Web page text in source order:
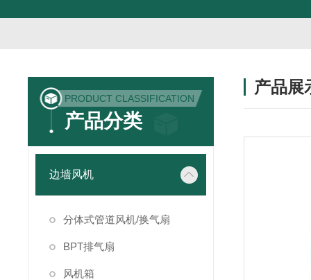
PRODUCT CLASSIFICATION
产品分类
边墙风机
分体式管道风机/换气扇
BPT排气扇
风机箱
产品展